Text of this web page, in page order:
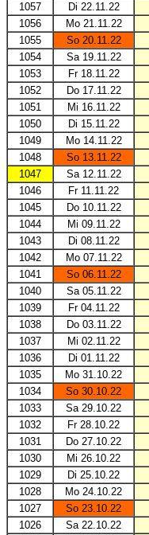
1057
Di 22.11.22
1056
Mo 21.11.22
1055
So 20.11.22
1054
Sa 19.11.22
1053
Fr 18.11.22
1052
Do 17.11.22
1051
Mi 16.11.22
1050
Di 15.11.22
1049
Mo 14.11.22
1048
So 13.11.22
1047
Sa 12.11.22
1046
Fr 11.11.22
1045
Do 10.11.22
1044
Mi 09.11.22
1043
Di 08.11.22
1042
Mo 07.11.22
1041
So 06.11.22
1040
Sa 05.11.22
1039
Fr 04.11.22
1038
Do 03.11.22
1037
Mi 02.11.22
1036
Di 01.11.22
1035
Mo 31.10.22
1034
So 30.10.22
1033
Sa 29.10.22
1032
Fr 28.10.22
1031
Do 27.10.22
1030
Mi 26.10.22
1029
Di 25.10.22
1028
Mo 24.10.22
1027
So 23.10.22
1026
Sa 22.10.22